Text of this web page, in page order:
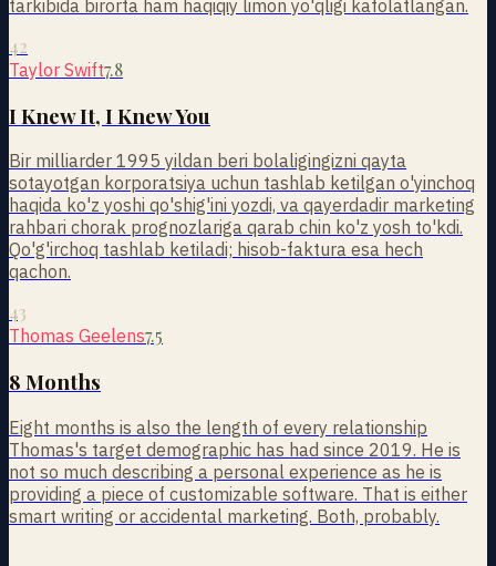
tarkibida birorta ham haqiqiy limon yo'qligi kafolatlangan.
42
Taylor Swift7.8
I Knew It, I Knew You
Bir milliarder 1995 yildan beri bolaligingizni qayta
sotayotgan korporatsiya uchun tashlab ketilgan o'yinchoq
haqida ko'z yoshi qo'shig'ini yozdi, va qayerdadir marketing
rahbari chorak prognozlariga qarab chin ko'z yosh to'kdi.
Qo'g'irchoq tashlab ketiladi; hisob-faktura esa hech
qachon.
43
Thomas Geelens7.5
8 Months
Eight months is also the length of every relationship
Thomas's target demographic has had since 2019. He is
not so much describing a personal experience as he is
providing a piece of customizable software. That is either
smart writing or accidental marketing. Both, probably.